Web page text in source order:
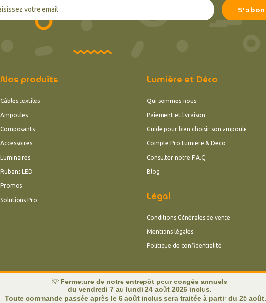
Nos produits
Câbles textiles
Ampoules
Composants
Accessoires
Luminaires
Rubans LED
Promos
Solutions Pro
Lumière et Déco
Qui sommes-nous
Paiement et livraison
Guide pour bien choisir son ampoule
Compte Pro Lumière & Déco
Consulter notre F.A.Q
Blog
Légal
Conditions Générales de vente
Mentions légales
Politique de confidentialité
💡 Fermeture de notre entrepôt pour congés annuels
du vendredi 7 au lundi 24 août 2026 inclus.
Toute commande passée après le 6 août inclus sera traitée à partir du 25 août.